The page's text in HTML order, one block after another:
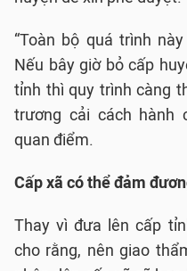
“Toàn bộ quá trình
Nếu bây giờ bỏ cấp
tỉnh thì quy trình càng
trương cải cách hành
quan điểm.
Cấp xã có thể đảm
Thay vì đưa lên cấp
cho rằng, nên giao